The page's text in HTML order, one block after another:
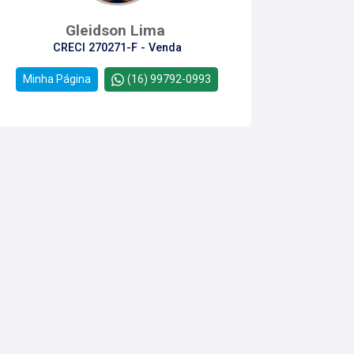
Gleidson Lima
CRECI 270271-F - Venda
Minha Página (16) 99792-0993